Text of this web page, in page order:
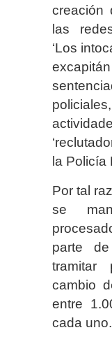
creación
las
‘Los
la Policía
Por tal
se
parte
tramitar
cambio
entre
cada